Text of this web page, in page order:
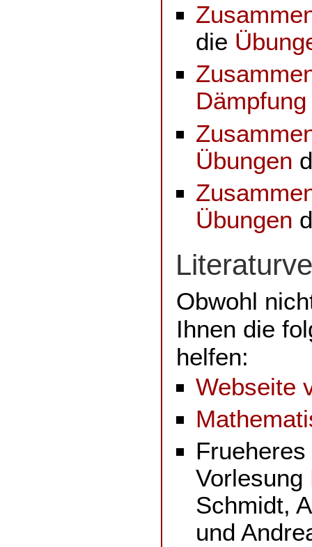
die
Dämpfung
Übungen
Übungen
Obwohl
Ihnen die
helfen:
Webseite
Vorlesung
Schmidt,
und